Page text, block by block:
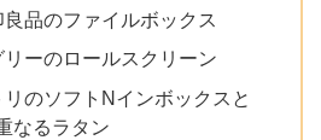
品のファイルボックス
ーのロールスクリーン
のソフトNインボックスと
なるラタン